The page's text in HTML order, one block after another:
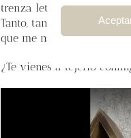
trenza letona que
Tanto, tanto…que no me
que me nació al ver el
¿Te vienes a tejerlo